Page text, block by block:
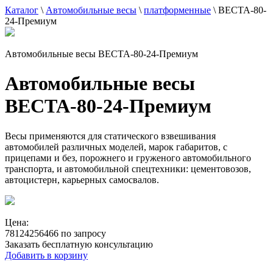
Каталог \ Автомобильные весы \ платформенные \ ВЕСТА-80-
24-Премиум
Автомобильные весы ВЕСТА-80-24-Премиум
Автомобильные весы
ВЕСТА-80-24-Премиум
Весы применяются для статического взвешивания
автомобилей различных моделей, марок габаритов, с
прицепами и без, порожнего и груженого автомобильного
транспорта, и автомобильной спецтехники: цементовозов,
автоцистерн, карьерных самосвалов.
Цена:
78124256466 по запросу
Заказать бесплатную консультацию
Добавить в корзину